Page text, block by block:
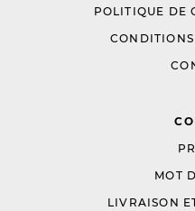
POLITIQUE DE
MOT
LIVRAISON